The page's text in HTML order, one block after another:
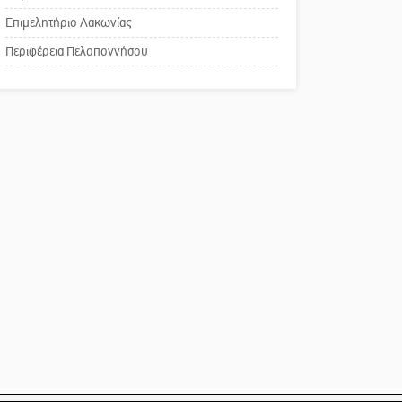
χρωμάτων στη Νεάπολη
Το δικό σας σχόλιο:
Παράδειγμα κοινωνικής
Επιμελητήριο Λακωνίας
Περιφέρεια Πελοποννήσου